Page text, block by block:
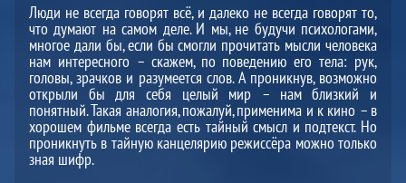
Люди не всегда говорят всё, и далеко не всегда говорят то,
что думают на самом деле. И мы, не будучи психологами,
многое дали бы, если бы смогли прочитать мысли человека
нам интересного – скажем, по поведению его тела: рук,
головы, зрачков и разумеется слов. А проникнув, возможно
открыли бы для себя целый мир – нам близкий и
понятный. Такая аналогия, пожалуй, применима и к кино – в
хорошем фильме всегда есть тайный смысл и подтекст. Но
проникнуть в тайную канцелярию режиссёра можно только
зная шифр.